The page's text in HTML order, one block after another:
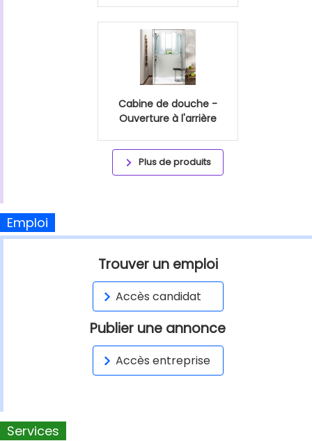
Cabine de douche -
Ouverture à l'arrière
Plus de produits
Emploi
Trouver un emploi
Accès candidat
Publier une annonce
Accès entreprise
Services